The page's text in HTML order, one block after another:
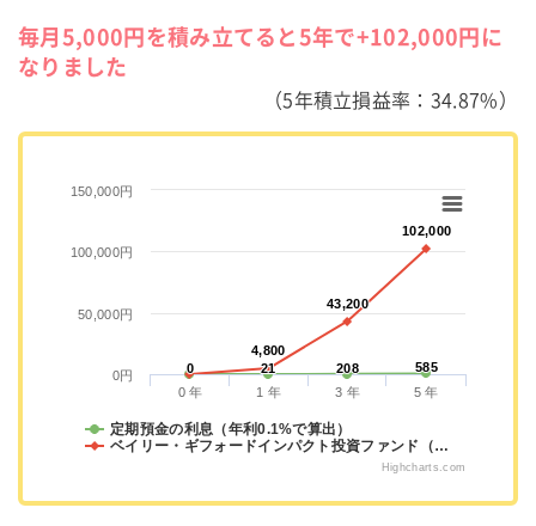
毎月5,000円を積み立てると5年で+102,000円に
なりました
（5年積立損益率：34.87%）
0
0 21
21 208
208 585
585
4,800
4,800
43,200
43,200
102,000
102,000
定期預金の利息（年利0.1%で算出）
ベイリー・ギフォードインパクト投資ファンド（…
0 年 1 年 3 年 5 年
0円
50,000円
100,000円
150,000円
Highcharts.com